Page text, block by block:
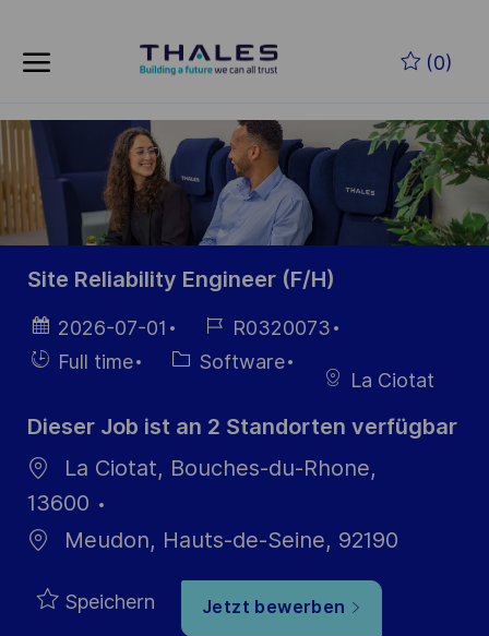
(0)
-
Site Reliability Engineer (F/H)
Datum der
Veröffentlichung
2026-07-01
Job-
ID
R0320073
Einstellunngstyp
Full time Kategorie
Software
La Ciotat
Dieser Job ist an 2 Standorten verfügbar
La Ciotat, Bouches-du-Rhone,
13600
Meudon, Hauts-de-Seine, 92190
Speichern Jetzt bewerben